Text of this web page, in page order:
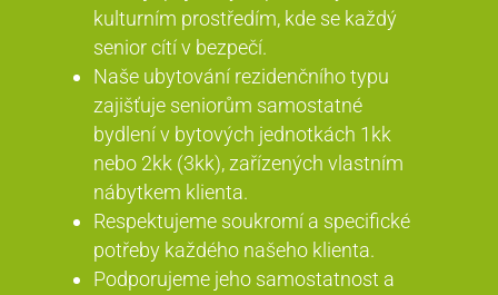
kulturním prostředím, kde se každý
senior cítí v bezpečí.
Naše ubytování rezidenčního typu
zajišťuje seniorům samostatné
bydlení v bytových jednotkách 1kk
nebo 2kk (3kk), zařízených vlastním
nábytkem klienta.
Respektujeme soukromí a specifické
potřeby každého našeho klienta.
Podporujeme jeho samostatnost a